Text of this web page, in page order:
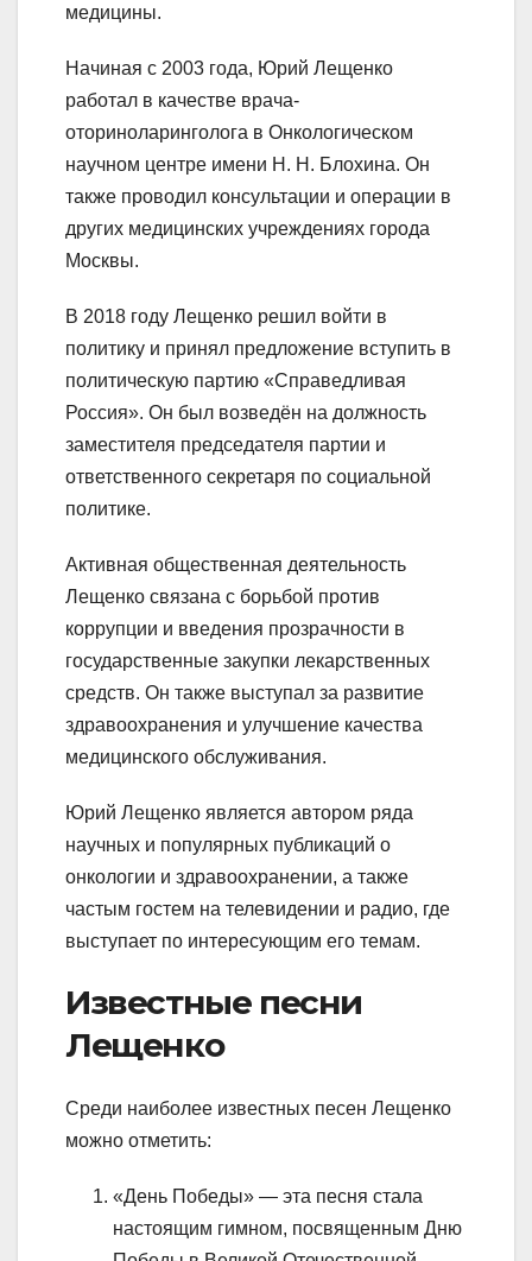
медицины.
Начиная с 2003 года, Юрий Лещенко
работал в качестве врача-
оториноларинголога в Онкологическом
научном центре имени Н. Н. Блохина. Он
также проводил консультации и операции в
других медицинских учреждениях города
Москвы.
В 2018 году Лещенко решил войти в
политику и принял предложение вступить в
политическую партию «Справедливая
Россия». Он был возведён на должность
заместителя председателя партии и
ответственного секретаря по социальной
политике.
Активная общественная деятельность
Лещенко связана с борьбой против
коррупции и введения прозрачности в
государственные закупки лекарственных
средств. Он также выступал за развитие
здравоохранения и улучшение качества
медицинского обслуживания.
Юрий Лещенко является автором ряда
научных и популярных публикаций о
онкологии и здравоохранении, а также
частым гостем на телевидении и радио, где
выступает по интересующим его темам.
Известные песни
Лещенко
Среди наиболее известных песен Лещенко
можно отметить:
«День Победы» — эта песня стала
настоящим гимном, посвященным Дню